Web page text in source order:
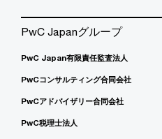
PwC Japanグループ
PwC Japan有限責任監査法人
PwCコンサルティング合同会社
PwCアドバイザリー合同会社
PwC税理士法人